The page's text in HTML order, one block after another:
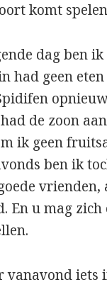
komt
dag ben ik
had geen eten
de zoon
ik geen
ben ik
vrienden,
En u mag zich
vanavond iets